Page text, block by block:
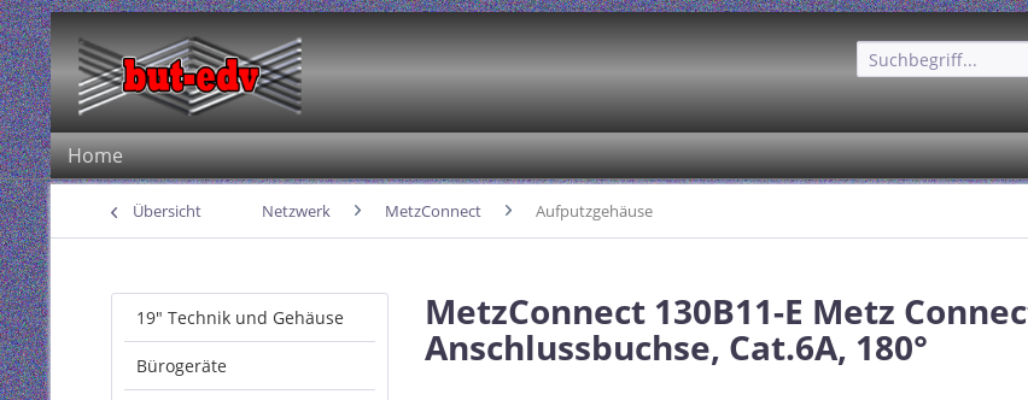
Home
Übersicht Netzwerk MetzConnect Aufputzgehäuse
19" Technik und Gehäuse
Bürogeräte
MetzConnect 130B11-E Metz
Anschlussbuchse, Cat.6A, 180°